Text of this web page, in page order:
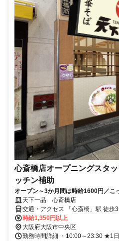
心斎橋店オープニングスタ
ッチン補助
オープン～3か月間は時給1600円／こ
天下一品 心斎橋店
交通・アクセス 「心斎橋」駅 徒歩
時給1,350円以上
大阪府大阪市中央区
勤務時間詳細 ・10:00～23:30 ★1